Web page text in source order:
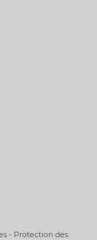
- Protection des